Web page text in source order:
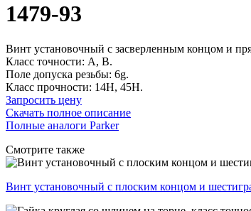
1479-93
Винт установочный с засверленным концом и
Класс точности: A, B.
Поле допуска резьбы: 6g.
Класс прочности: 14Н, 45Н.
Запросить цену
Скачать полное описание
Полные аналоги Parker
Смотрите также
Винт установочный с плоским концом и